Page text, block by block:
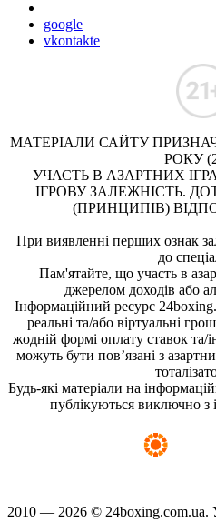
google
vkontakte
МАТЕРІАЛИ САЙТУ
РОКУ
УЧАСТЬ В АЗАРТНИХ
ІГРОВУ ЗАЛЕЖНІСТЬ.
(ПРИНЦИПІВ)
При виявленні перших ознак
до
Пам'ятайте, що участь в
джерелом доходів або
Інформаційний ресурс
реальні та/або віртуальні
жодній формі оплату ставок та/
можуть бути пов’язані з
Будь-які матеріали на
публікуються виключно
2010 — 2026 © 24boxing.com.ua.